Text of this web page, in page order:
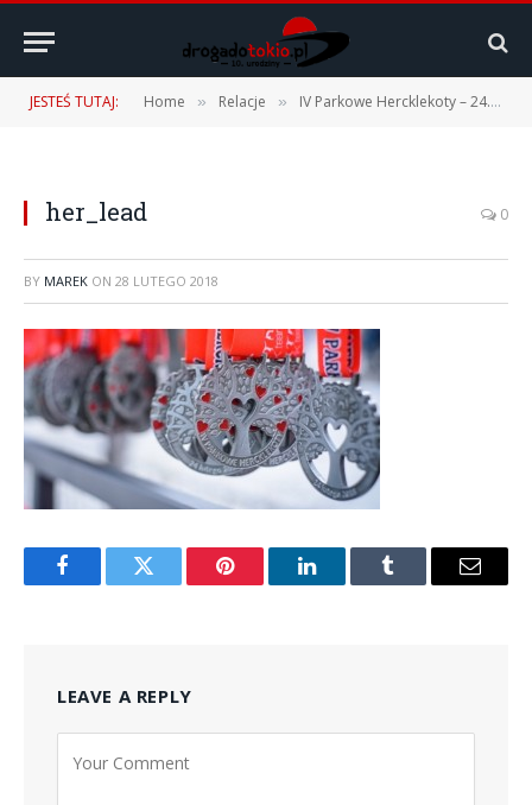
JESTEŚ TUTAJ: Home » Relacje » IV Parkowe Hercklekoty – 24.02.2018 r.
her_lead 0
BY MAREK ON 28 LUTEGO 2018
FacebookTwitter Pinterest LinkedInTumblr Email
LEAVE A REPLY